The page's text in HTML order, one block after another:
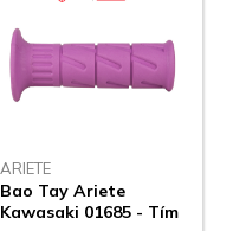
ARIETE
Bao Tay Ariete
Kawasaki 01685 - Tím